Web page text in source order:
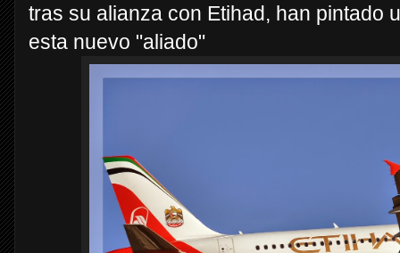
tras su alianza con Etihad, han pintado
esta nuevo "aliado"